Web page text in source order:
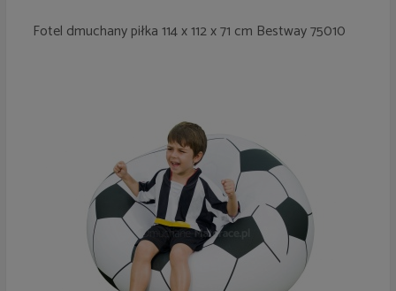
Fotel dmuchany piłka 114 x 112 x 71 cm Bestway 75010